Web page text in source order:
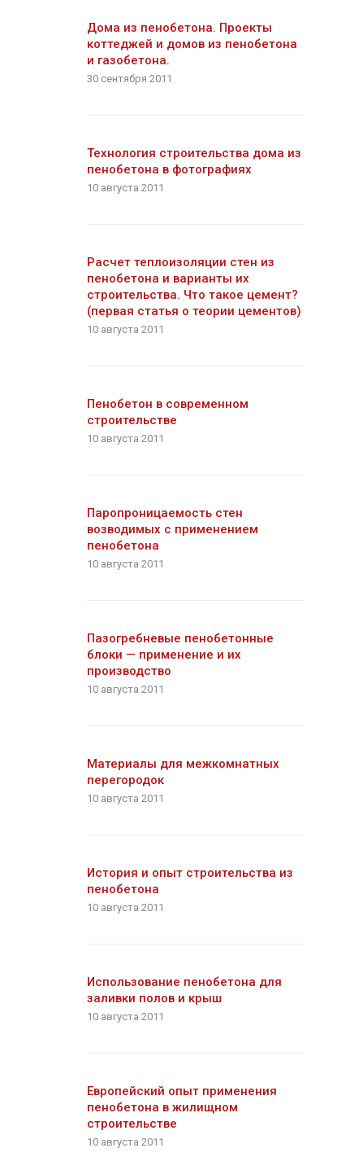
Дома из пенобетона. Проекты
коттеджей и домов из пенобетона
и газобетона.
30 сентября 2011
Технология строительства дома из
пенобетона в фотографиях
10 августа 2011
Расчет теплоизоляции стен из
пенобетона и варианты их
строительства. Что такое цемент?
(первая статья о теории цементов)
10 августа 2011
Пенобетон в современном
строительстве
10 августа 2011
Паропроницаемость стен
возводимых с применением
пенобетона
10 августа 2011
Пазогребневые пенобетонные
блоки — применение и их
производство
10 августа 2011
Материалы для межкомнатных
перегородок
10 августа 2011
История и опыт строительства из
пенобетона
10 августа 2011
Использование пенобетона для
заливки полов и крыш
10 августа 2011
Европейский опыт применения
пенобетона в жилищном
строительстве
10 августа 2011